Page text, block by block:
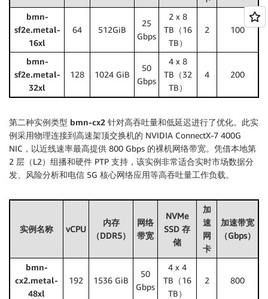
bmn-
sf2e.metal-
16xl
64 512GiB
25
Gbps
2 x 8
TB（16
TB）
2 100
bmn-
sf2e.metal-
32xl
128 1024 GiB
50
Gbps
4 x 8
TB（32
TB）
4 200
第二种实例类型 bmn-cx2 针对高吞吐量和低延迟进行了优化。此实
例采用物理连接到高速架顶交换机的 NVIDIA ConnectX-7 400G
NIC，以近线速率最高提供 800 Gbps 的裸机网络带宽。凭借本地第
2 层（L2）组播和硬件 PTP 支持，该实例非常适合实时市场数据分
发、风险分析和电信 5G 核心网络应用等高吞吐量工作负载。
实例名称 vCPU
内存
（DDR5）
网络
带宽
NVMe
SSD 存
储
加
速
网
卡
加速带宽
（Gbps）
bmn-
cx2.metal-
48xl
192 1536 GiB
50
Gbps
4 x 4
TB（16
TB）
2 800